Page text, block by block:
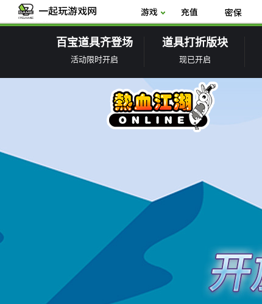
百宝道具齐登场
活动限时开启
道具打折版块
现已开启